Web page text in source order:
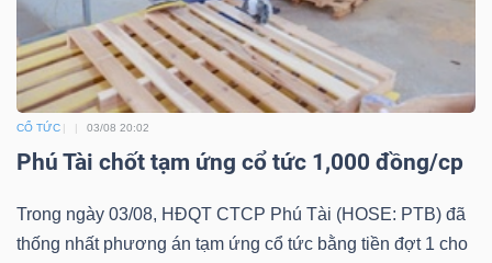
CỔ TỨC 03/08 20:02
Phú Tài chốt tạm ứng cổ tức 1,000 đồng/cp
Trong ngày 03/08, HĐQT CTCP Phú Tài (HOSE: PTB) đã
thống nhất phương án tạm ứng cổ tức bằng tiền đợt 1 cho
Tất cả Cổ phiếu Chỉ số Chứng chỉ quỹ
Lãnh
(-)
Tất cả Người nội bộ Người liên quan Cổ đông lớn